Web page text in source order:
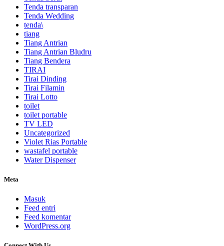
Tenda transparan
Tenda Wedding
tenda\
tiang
Tiang Antrian
Tiang Antrian Bludru
Tiang Bendera
TIRAI
Tirai Dinding
Tirai Filamin
Tirai Lotto
toilet
toilet portable
TV LED
Uncategorized
Violet Rias Portable
wastafel portable
Water Dispenser
Meta
Masuk
Feed entri
Feed komentar
WordPress.org